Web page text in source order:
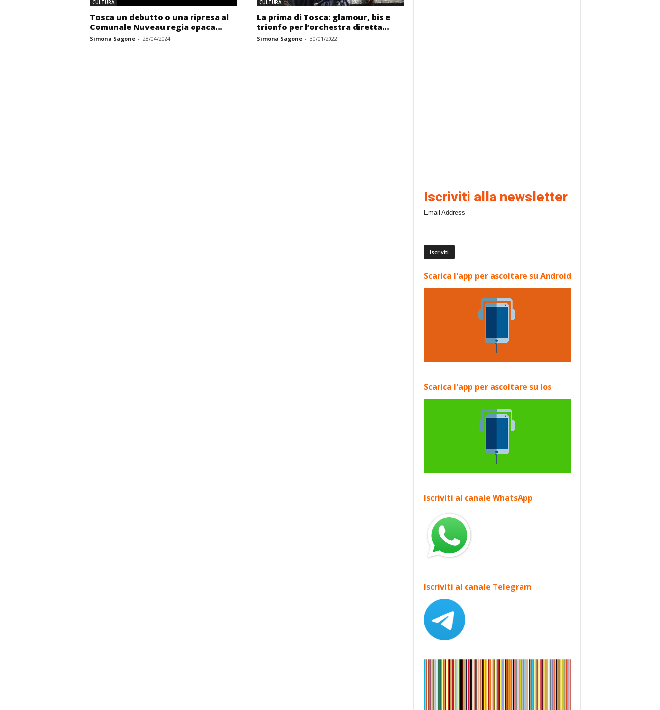
CULTURA
Tosca un debutto o una ripresa al
Comunale Nuveau regia opaca...
Simona Sagone - 28/04/2024
CULTURA
La prima di Tosca: glamour, bis e
trionfo per l’orchestra diretta...
Simona Sagone - 30/01/2022
Iscriviti alla newsletter
Email Address
Scarica l'app per ascoltare su Android
Scarica l'app per ascoltare su Ios
Iscriviti al canale WhatsApp
Iscriviti al canale Telegram